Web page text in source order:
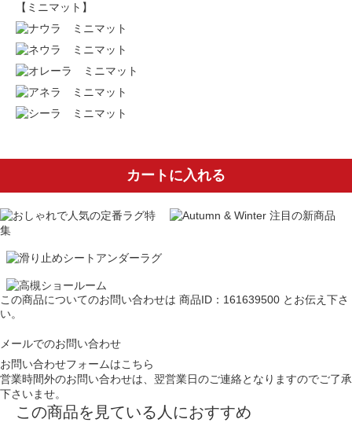
【ミニマット】
カートに入れる
この商品についてのお問い合わせは 商品ID：161639500 とお伝え下さ
い。
メールでのお問い合わせ
お問い合わせフォームはこちら
営業時間外のお問い合わせは、翌営業日のご連絡となりますのでご了承
下さいませ。
この商品を見ている人におすすめ